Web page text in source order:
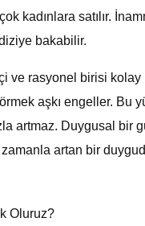
kadınlara satılır.
bakabilir.
ve rasyonel birisi kolay
aşkı engeller. Bu
artmaz. Duygusal bir
zamanla artan bir